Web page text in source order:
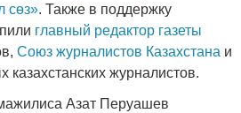
сөз». Также в поддержку
главный редактор газеты
Союз журналистов Казахстана и
казахстанских журналистов.
Азат Перуашев